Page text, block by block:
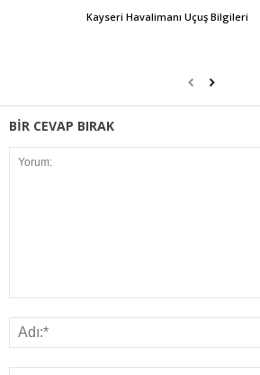
Kayseri Havalimanı Uçuş Bilgileri
BİR CEVAP BIRAK